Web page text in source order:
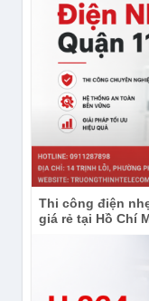
Camera hỗ trợ
H.265+/H.265/
dung lượng lưu
cao. Bạn có thể
với bitrate linh
khe cắm thẻ nhớ
F) cho phép lưu
mạng bị gián
Thi công điện
giá rẻ tại Hồ Chí